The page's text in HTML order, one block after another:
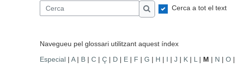
Cerca
Cerca
Cerca a tot el text
Navegueu pel glossari utilitzant aquest índex
Especial| A| B| C| Ç| D| E| F | G | H | I | J | K| L | M | N | O|